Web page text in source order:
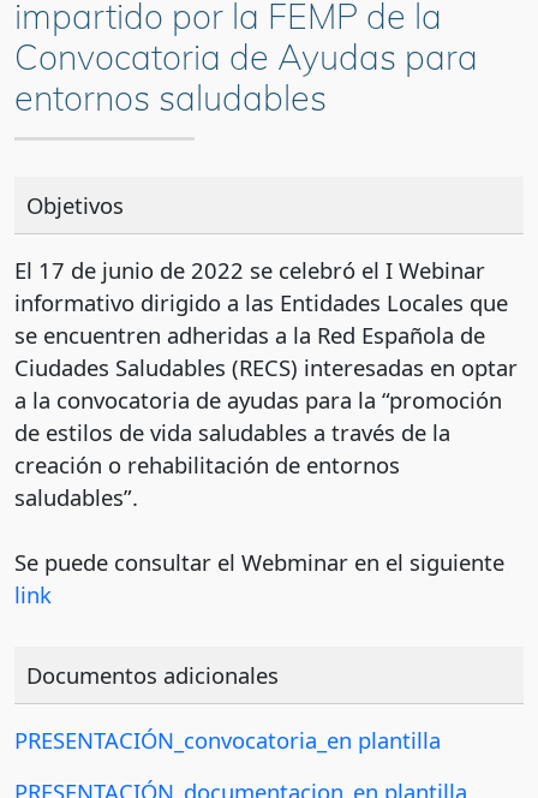
impartido por la FEMP de la
Convocatoria de Ayudas para
entornos saludables
Objetivos
El 17 de junio de 2022 se celebró el I Webinar
informativo dirigido a las Entidades Locales que
se encuentren adheridas a la Red Española de
Ciudades Saludables (RECS) interesadas en optar
a la convocatoria de ayudas para la “promoción
de estilos de vida saludables a través de la
creación o rehabilitación de entornos
saludables”.
Se puede consultar el Webminar en el siguiente
link
Documentos adicionales
PRESENTACIÓN_convocatoria_en plantilla
PRESENTACIÓN_documentacion_en plantilla